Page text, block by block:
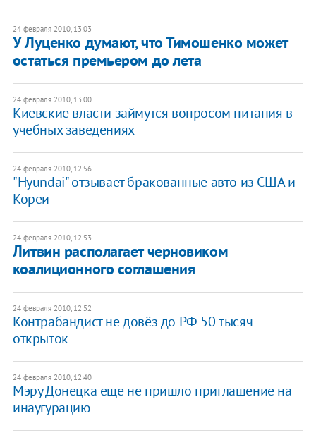
24 февраля 2010, 13:03
У Луценко думают, что Тимошенко может
остаться премьером до лета
24 февраля 2010, 13:00
Киевские власти займутся вопросом питания в
учебных заведениях
24 февраля 2010, 12:56
"Hyundai" отзывает бракованные авто из США и
Кореи
24 февраля 2010, 12:53
Литвин располагает черновиком
коалиционного соглашения
24 февраля 2010, 12:52
Контрабандист не довёз до РФ 50 тысяч
открыток
24 февраля 2010, 12:40
Мэру Донецка еще не пришло приглашение на
инаугурацию